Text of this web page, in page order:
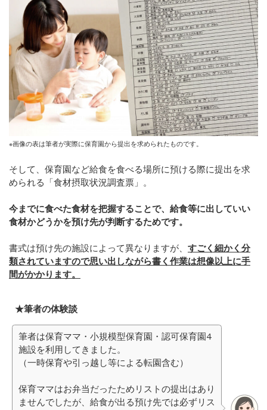
※画像の表は筆者が実際に保育園から提出を求められたものです。
そして、保育園など給食を食べる場所に預ける際に提出を求
められる「食材摂取状況調査票」。
今までに食べた食材を把握することで、給食等に出していい
食材かどうかを預け先が判断するためです。
書式は預け先の施設によって異なりますが、 すごく細かく分
類されていますので思い出しながら書く作業は想像以上に手
間がかかります。
★筆者の体験談
筆者は保育ママ・小規模型保育園・認可保育園4
施設を利用してきました。
（一時保育や引っ越し等による転園含む）
保育ママはお弁当だったためリストの提出はあり
ませんでしたが、給食が出る預け先では必ずリス